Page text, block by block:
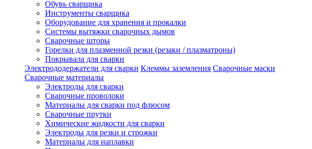
Обувь сварщика
Инструменты сварщика
Оборудование для хранения и прокалки
Системы вытяжки сварочных дымов
Сварочные шторы
Горелки для плазменной резки (резаки / плазматроны)
Покрывала для сварки
Электрододержатели для сварки Клеммы заземления Сварочные маски
Сварочные материалы
Электроды для сварки
Сварочные проволоки
Материалы для сварки под флюсом
Сварочные прутки
Химические жидкости для сварки
Электроды для резки и строжки
Материалы для наплавки